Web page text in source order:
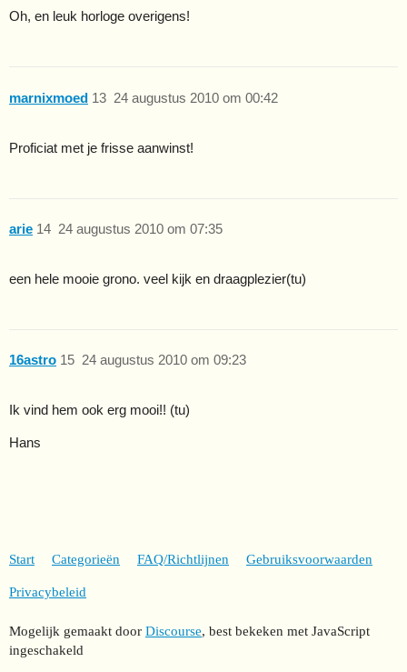
Oh, en leuk horloge overigens!
marnixmoed 24 augustus 2010 om 00:42
13
Proficiat met je frisse aanwinst!
arie 24 augustus 2010 om 07:35
14
een hele mooie grono. veel kijk en draagplezier(tu)
16astro 24 augustus 2010 om 09:23
15
Ik vind hem ook erg mooi!! (tu)
Hans
Start Categorieën FAQ/Richtlijnen Gebruiksvoorwaarden
Privacybeleid
Mogelijk gemaakt door Discourse, best bekeken met JavaScript
ingeschakeld